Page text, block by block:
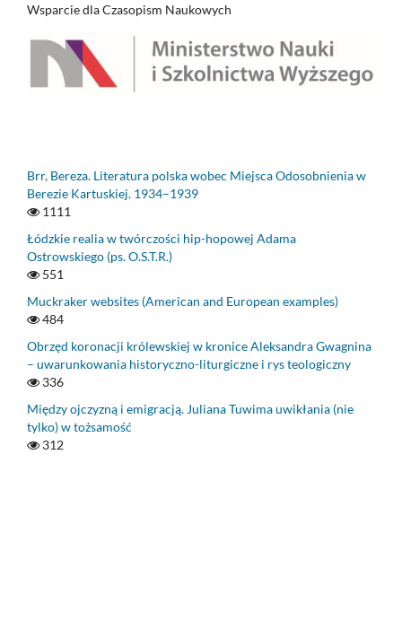
Wsparcie dla Czasopism Naukowych
Brr, Bereza. Literatura polska wobec Miejsca Odosobnienia w
Berezie Kartuskiej. 1934–1939
1111
Łódzkie realia w twórczości hip-hopowej Adama
Ostrowskiego (ps. O.S.T.R.)
551
Muckraker websites (American and European examples)
484
Obrzęd koronacji królewskiej w kronice Aleksandra Gwagnina
– uwarunkowania historyczno-liturgiczne i rys teologiczny
336
Między ojczyzną i emigracją. Juliana Tuwima uwikłania (nie
tylko) w tożsamość
312